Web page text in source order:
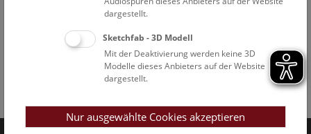
dargestellt.
Sketchfab - 3D Modell
Mit der Deaktivierung werden keine 3D
Modelle dieses Anbieters auf der Website
dargestellt.
Nur ausgewählte Cookies akzeptieren